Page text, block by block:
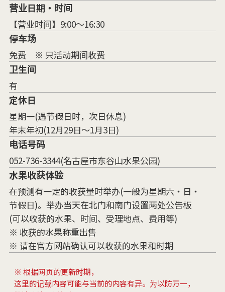
营业日期・时间
【营业时间】9:00～16:30
停车场
免费 ※ 只活动期间收费
卫生间
有
定休日
星期一(遇节假日时，次日休息)
年末年初(12月29日～1月3日)
电话号码
052-736-3344(名古屋市东谷山水果公园)
水果收获体验
在预测有一定的收获量时举办(一般为星期六・日・
节假日)。举办当天在北门和南门设置两处公告板
(可以收获的水果、时间、受理地点、费用等)
※ 收获的水果称重出售
※ 请在官方网站确认可以收获的水果和时期
※ 根据网页的更新时期，
这里的记载内容可能与当前的内容有异。为以防万一，